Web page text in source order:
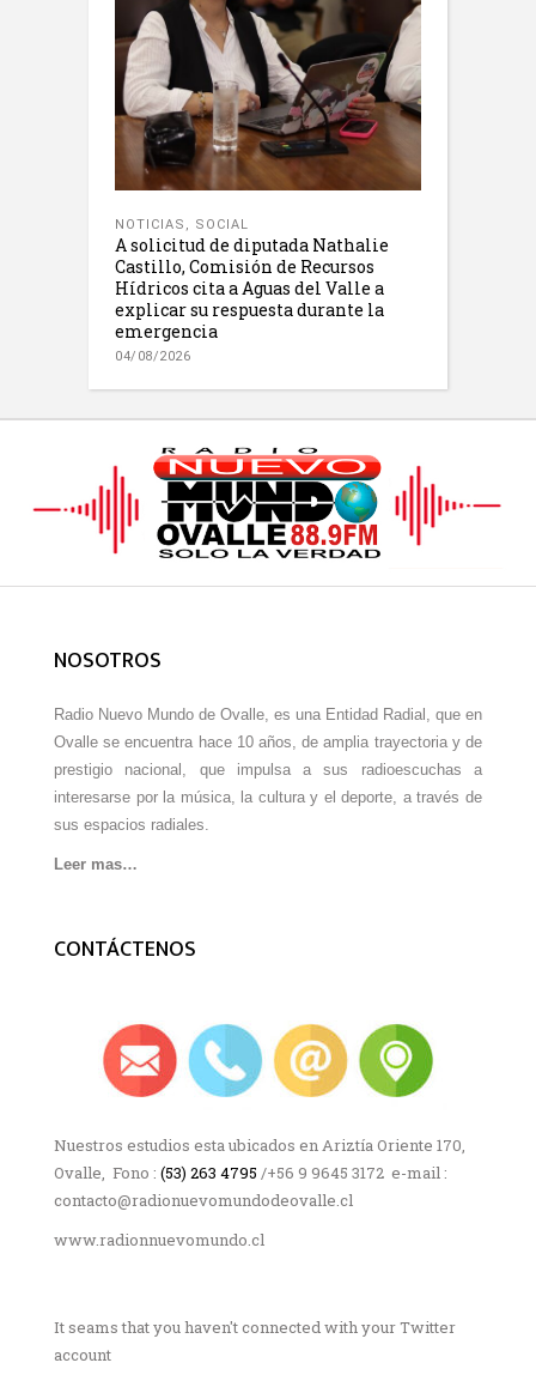
NOTICIAS , SOCIAL
A solicitud de diputada Nathalie
Castillo, Comisión de Recursos
Hídricos cita a Aguas del Valle a
explicar su respuesta durante la
emergencia
04/08/2026
NOSOTROS
Radio Nuevo Mundo de Ovalle, es una Entidad Radial, que en
Ovalle se encuentra hace 10 años, de amplia trayectoria y de
prestigio nacional, que impulsa a sus radioescuchas a
interesarse por la música, la cultura y el deporte, a través de
sus espacios radiales.
Leer mas…
CONTÁCTENOS
Nuestros estudios esta ubicados en Ariztía Oriente 170,
Ovalle, Fono : (53) 263 4795 /+56 9 9645 3172 e-mail :
contacto@radionuevomundodeovalle.cl
www.radionnuevomundo.cl
It seams that you haven't connected with your Twitter
account